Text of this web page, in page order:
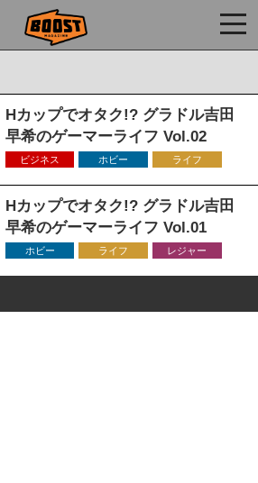
Hカップでオタク!? グラドル吉田
早希のゲーマーライフ Vol.02
ビジネス ホビー ライフ
Hカップでオタク!? グラドル吉田
早希のゲーマーライフ Vol.01
ホビー ライフ レジャー